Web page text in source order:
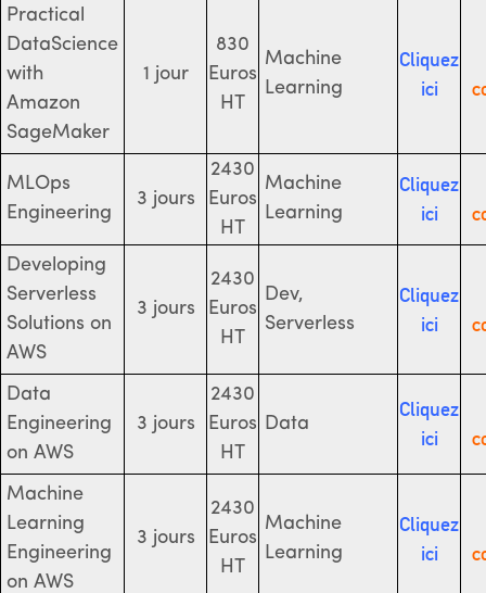
Practical
DataScience
with
Amazon
SageMaker
1 jour
830
Euros
HT
Machine
Learning
Cliquez
ici
MLOps
Engineering
3 jours
2430
Euros
HT
Machine
Learning
Cliquez
ici
Developing
Serverless
Solutions on
AWS
3 jours
2430
Euros
HT
Dev,
Serverless
Cliquez
ici
Data
Engineering
on AWS
3 jours
2430
Euros
HT
Data
Cliquez
ici
Machine
Learning
Engineering
on AWS
3 jours
2430
Euros
HT
Machine
Learning
Cliquez
ici